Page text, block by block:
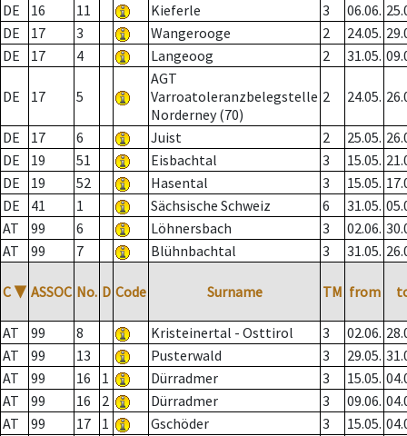
DE
16 11 Kieferle 3 06.06.
DE
17 3 Wangerooge 2 24.05.
DE
17 4 Langeoog 2 31.05.
DE 17 5
AGT
Varroatoleranzbelegstelle
Norderney (70)
2 24.05.
DE 17 6 Juist 2 25.05.
DE
19 51 Eisbachtal 3 15.05.
DE
19 52 Hasental 3 15.05.
DE
41 1 Sächsische Schweiz 6 31.05.
AT
99 6 Löhnersbach 3 02.06.
AT
99 7 Blühnbachtal 3 31.05.
C ▼ ASSOC No. D Code Surname TM from
AT 99 8 Kristeinertal - Osttirol 3 02.06.
AT
99 13 Pusterwald 3 29.05.
AT
99 16 1 Dürradmer 3 15.05.
AT
99 16 2 Dürradmer 3 09.06.
AT
99 17 1 Gschöder 3 15.05.